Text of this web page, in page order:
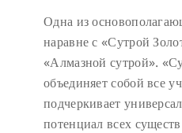
Одна из
наравне с «Сутрой
«Алмазной сутрой».
объединяет собой все
подчеркивает
потенциал всех